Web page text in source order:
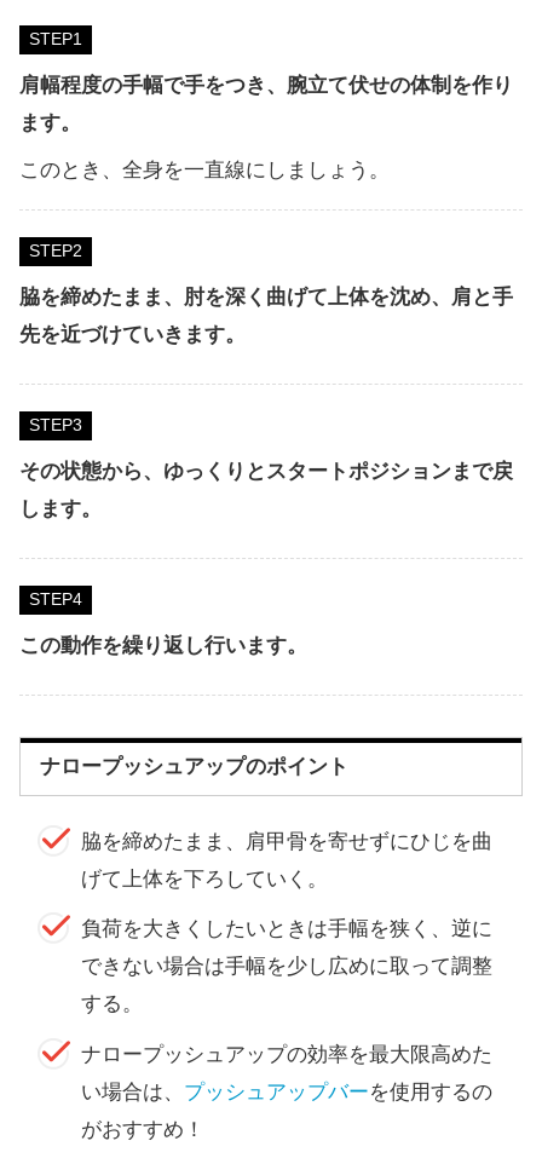
STEP
肩幅程度の手幅で手をつき、腕立て伏せの体制を作り
ます。
このとき、全身を一直線にしましょう。
STEP
脇を締めたまま、肘を深く曲げて上体を沈め、肩と手
先を近づけていきます。
STEP
その状態から、ゆっくりとスタートポジションまで戻
します。
STEP
この動作を繰り返し行います。
ナロープッシュアップのポイント
脇を締めたまま、肩甲骨を寄せずにひじを曲
げて上体を下ろしていく。
負荷を大きくしたいときは手幅を狭く、逆に
できない場合は手幅を少し広めに取って調整
する。
ナロープッシュアップの効率を最大限高めた
い場合は、 プッシュアップバーを使用するの
がおすすめ！